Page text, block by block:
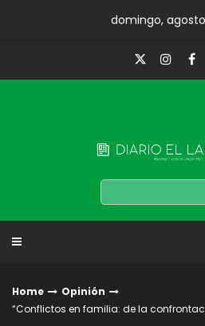
domingo,
Home
Opinión
“Conflictos en familia: de la